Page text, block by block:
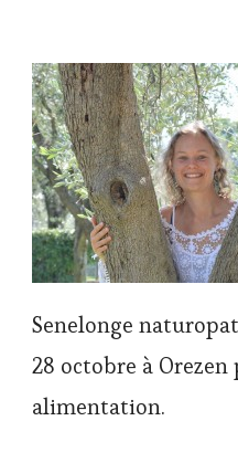
Senelonge
28 octobre à
alimentation.